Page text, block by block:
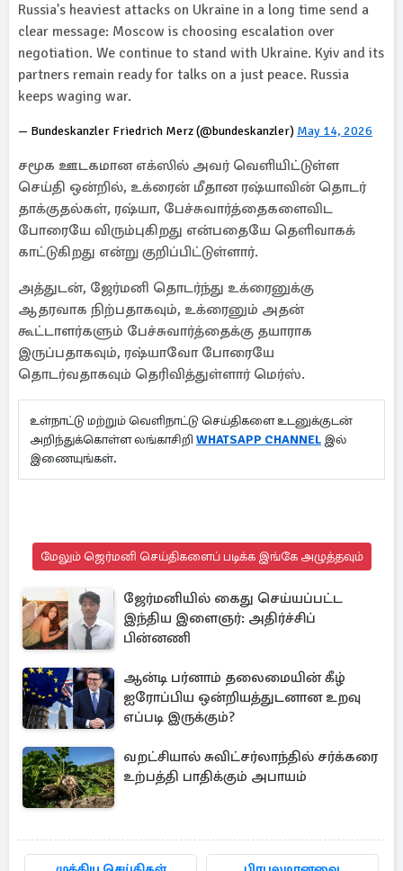
Russia's heaviest attacks on Ukraine in a long time send a
clear message: Moscow is choosing escalation over
negotiation. We continue to stand with Ukraine. Kyiv and its
partners remain ready for talks on a just peace. Russia
keeps waging war.
— Bundeskanzler Friedrich Merz (@bundeskanzler) May 14, 2026
சமூக ஊடகமான எக்ஸில் அவர் வெளியிட்டுள்ள
செய்தி ஒன்றில், உக்ரைன் மீதான ரஷ்யாவின் தொடர்
தாக்குதல்கள், ரஷ்யா, பேச்சுவார்த்தைகளைவிட
போரையே விரும்புகிறது என்பதையே தெளிவாகக்
காட்டுகிறது என்று குறிப்பிட்டுள்ளார்.
அத்துடன், ஜேர்மனி தொடர்ந்து உக்ரைனுக்கு
ஆதரவாக நிற்பதாகவும், உக்ரைனும் அதன்
கூட்டாளர்களும் பேச்சுவார்த்தைக்கு தயாராக
இருப்பதாகவும், ரஷ்யாவோ போரையே
தொடர்வதாகவும் தெரிவித்துள்ளார் மெர்ஸ்.
உள்நாட்டு மற்றும் வெளிநாட்டு செய்திகளை உடனுக்குடன்
அறிந்துக்கொள்ள லங்காசிறி WHATSAPP CHANNEL இல்
இணையுங்கள்.
மேலும் ஜெர்மனி செய்திகளைப் படிக்க இங்கே அழுத்தவும்
ஜேர்மனியில் கைது செய்யப்பட்ட
இந்திய இளைஞர்: அதிர்ச்சிப்
பின்னணி
ஆன்டி பர்னாம் தலைமையின் கீழ்
ஐரோப்பிய ஒன்றியத்துடனான உறவு
எப்படி இருக்கும்?
வறட்சியால் சுவிட்சர்லாந்தில் சர்க்கரை
உற்பத்தி பாதிக்கும் அபாயம்